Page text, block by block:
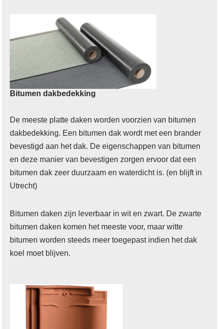
Bitumen dakbedekking
De meeste platte daken worden voorzien van bitumen
dakbedekking. Een bitumen dak wordt met een brander
bevestigd aan het dak. De eigenschappen van bitumen
en deze manier van bevestigen zorgen ervoor dat een
bitumen dak zeer duurzaam en waterdicht is. (en blijft in
Utrecht)
Bitumen daken zijn leverbaar in wit en zwart. De zwarte
bitumen daken komen het meeste voor, maar witte
bitumen worden steeds meer toegepast indien het dak
koel moet blijven.